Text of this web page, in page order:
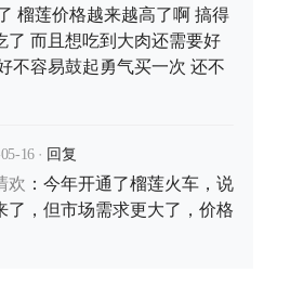
榴莲价格越来越高了啊 搞得
了 而且想吃到大肉还需要好
不容易鼓起勇气买一次 还不
16 · 回复
欢 ： 今年开通了榴莲火车，说
了，但市场需求更大了，价格